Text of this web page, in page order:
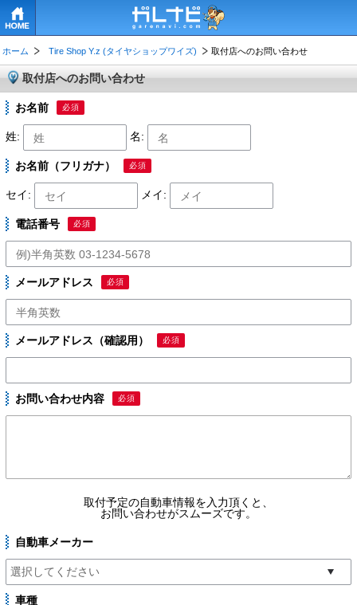
ホーム Tire Shop Y.z (タイヤショップワイズ) 取付店へのお問い合わせ
取付店へのお問い合わせ
お名前 必須
姓: 名:
お名前（フリガナ） 必須
セイ: メイ:
電話番号 必須
メールアドレス 必須
メールアドレス（確認用） 必須
お問い合わせ内容 必須
取付予定の自動車情報を入力頂くと、
お問い合わせがスムーズです。
自動車メーカー
車種